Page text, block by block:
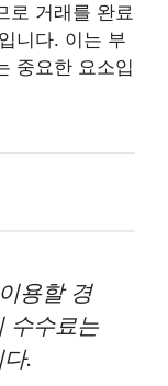
로 거래를 완료
니다. 이는 부
중요한 요소입
용할 경
수수료는
.